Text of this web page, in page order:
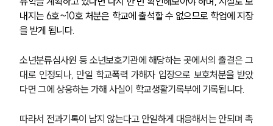
내지는 6호~10호 처분은 학교에 출석할 수 없으므로 학업에 지장
을 받게 됩니다.
소년분류심사원 등 소년보호기관에 해당하는 곳에서의 출결은 그
대로 인정되나, 만일 학교폭력 가해자 입장으로 보호처분을 받았
다면 그에 상응하는 가해 사실이 학교생활기록부에 기록됩니다.
따라서 전과기록이 남지 않는다고 안일하게 대응해서는 안되며 촉